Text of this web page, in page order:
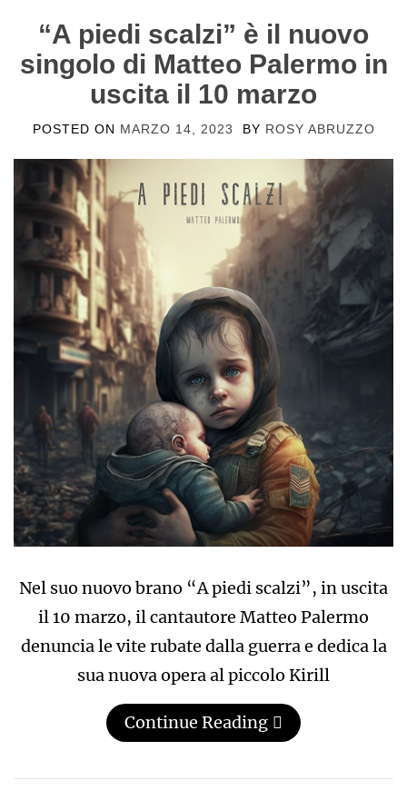
“A piedi scalzi” è il nuovo
singolo di Matteo Palermo in
uscita il 10 marzo
POSTED ON MARZO 14, 2023 BY ROSY ABRUZZO
Nel suo nuovo brano “A piedi scalzi”, in uscita
il 10 marzo, il cantautore Matteo Palermo
denuncia le vite rubate dalla guerra e dedica la
sua nuova opera al piccolo Kirill
Continue Reading